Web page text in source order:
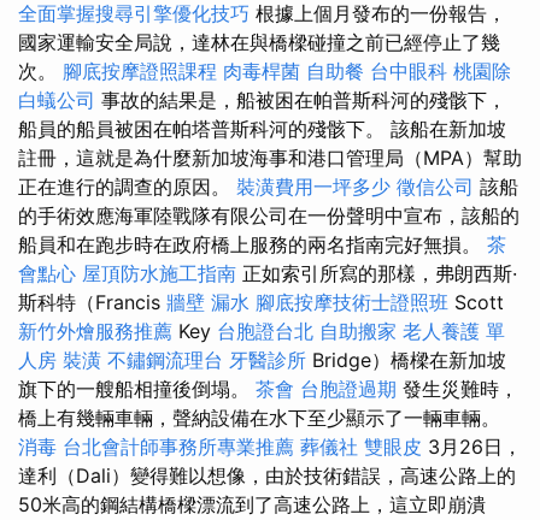
全面掌握搜尋引擎優化技巧 根據上個月發布的一份報告，
國家運輸安全局說，達林在與橋樑碰撞之前已經停止了幾
次。 腳底按摩證照課程 肉毒桿菌 自助餐 台中眼科 桃園除
白蟻公司 事故的結果是，船被困在帕普斯科河的殘骸下，
船員的船員被困在帕塔普斯科河的殘骸下。 該船在新加坡
註冊，這就是為什麼新加坡海事和港口管理局（MPA）幫助
正在進行的調查的原因。 裝潢費用一坪多少 徵信公司 該船
的手術效應海軍陸戰隊有限公司在一份聲明中宣布，該船的
船員和在跑步時在政府橋上服務的兩名指南完好無損。 茶
會點心 屋頂防水施工指南 正如索引所寫的那樣，弗朗西斯·
斯科特（Francis 牆壁 漏水 腳底按摩技術士證照班 Scott
新竹外燴服務推薦 Key 台胞證台北 自助搬家 老人養護 單
人房 裝潢 不鏽鋼流理台 牙醫診所 Bridge）橋樑在新加坡
旗下的一艘船相撞後倒塌。 茶會 台胞證過期 發生災難時，
橋上有幾輛車輛，聲納設備在水下至少顯示了一輛車輛。
消毒 台北會計師事務所專業推薦 葬儀社 雙眼皮 3月26日，
達利（Dali）變得難以想像，由於技術錯誤，高速公路上的
50米高的鋼結構橋樑漂流到了高速公路上，這立即崩潰